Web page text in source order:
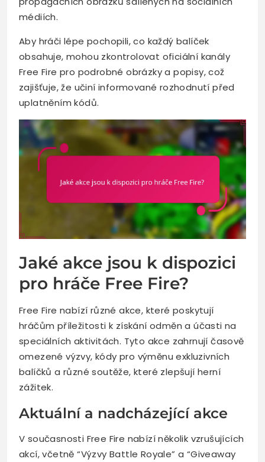
médiích.
Aby hráči lépe pochopili, co každý balíček
obsahuje, mohou zkontrolovat oficiální kanály
Free Fire pro podrobné obrázky a popisy, což
zajišťuje, že učiní informované rozhodnutí před
uplatněním kódů.
Jaké akce jsou k dispozici
pro hráče Free Fire?
Free Fire nabízí různé akce, které poskytují
hráčům příležitosti k získání odměn a účasti na
speciálních aktivitách. Tyto akce zahrnují časově
omezené výzvy, kódy pro výměnu exkluzivních
balíčků a různé soutěže, které zlepšují herní
zážitek.
Aktuální a nadcházející akce
V současnosti Free Fire nabízí několik vzrušujících
akcí, včetně “Výzvy Battle Royale” a “Giveaway